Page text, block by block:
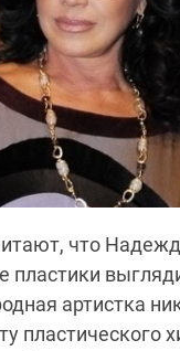
что
пластики
артистка
пластического